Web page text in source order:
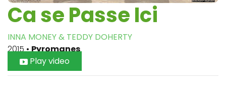
Ca se Passe Ici
INNA MONEY & TEDDY DOHERTY
2015•Pyromanes
Play video